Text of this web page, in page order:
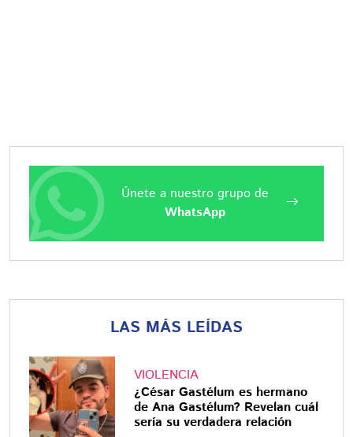
Únete a nuestro grupo de
WhatsApp
LAS MÁS LEÍDAS
VIOLENCIA
¿César Gastélum es hermano
de Ana Gastélum? Revelan cuál
sería su verdadera relación